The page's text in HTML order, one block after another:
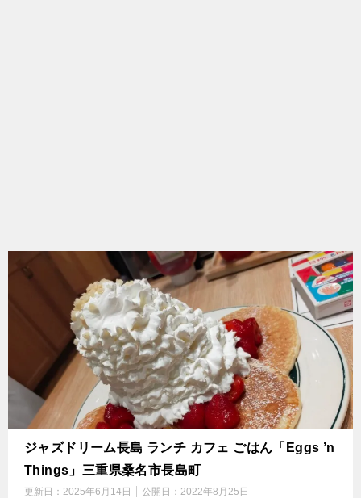
ジャズドリーム長島 ランチ カフェ ごはん「Eggs ’n
Things」三重県桑名市長島町
更新日： 2025年6月14日 公開日： 2022年8月25日